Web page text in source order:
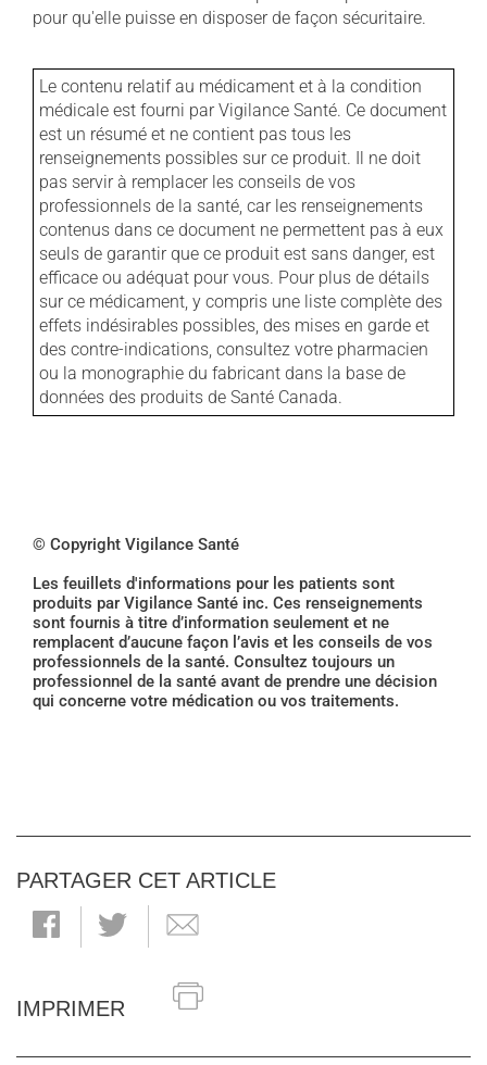
pour qu'elle puisse en disposer de façon sécuritaire.
Le contenu relatif au médicament et à la condition
médicale est fourni par Vigilance Santé. Ce document
est un résumé et ne contient pas tous les
renseignements possibles sur ce produit. Il ne doit
pas servir à remplacer les conseils de vos
professionnels de la santé, car les renseignements
contenus dans ce document ne permettent pas à eux
seuls de garantir que ce produit est sans danger, est
efficace ou adéquat pour vous. Pour plus de détails
sur ce médicament, y compris une liste complète des
effets indésirables possibles, des mises en garde et
des contre-indications, consultez votre pharmacien
ou la monographie du fabricant dans la base de
données des produits de Santé Canada.
© Copyright Vigilance Santé
Les feuillets d'informations pour les patients sont
produits par Vigilance Santé inc. Ces renseignements
sont fournis à titre d’information seulement et ne
remplacent d’aucune façon l’avis et les conseils de vos
professionnels de la santé. Consultez toujours un
professionnel de la santé avant de prendre une décision
qui concerne votre médication ou vos traitements.
PARTAGER CET ARTICLE
IMPRIMER